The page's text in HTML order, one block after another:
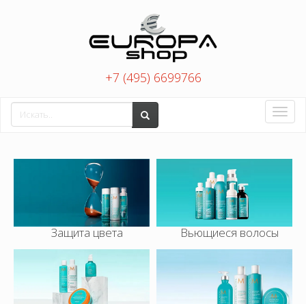
+7 (495) 6699766
Toggle
Защита цвета Вьющиеся волосы